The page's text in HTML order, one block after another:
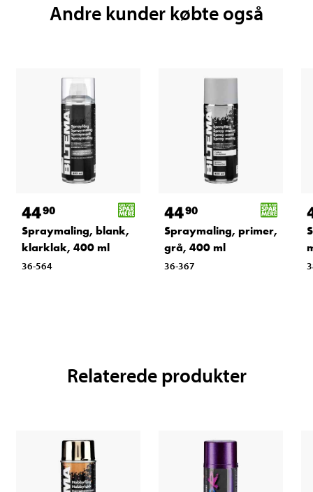
Andre kunder købte også
4490
Spraymaling, blank,
klarklak, 400 ml
36-564
4490
Spraymaling, primer,
grå, 400 ml
36-367
Relaterede produkter